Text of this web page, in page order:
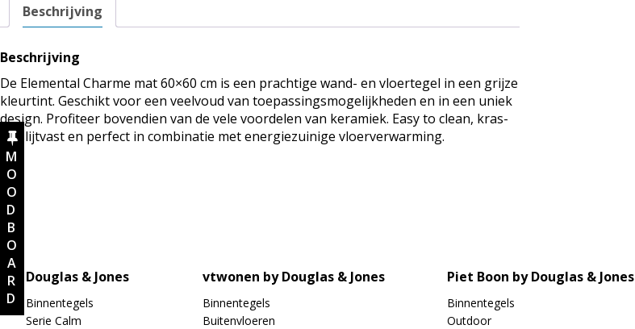
Beschrijving
Beschrijving
De Elemental Charme mat 60×60 cm is een prachtige wand- en vloertegel in een grijze
kleurtint. Geschikt voor een veelvoud van toepassingsmogelijkheden en in een uniek
design. Profiteer bovendien van de vele voordelen van keramiek. Easy to clean, kras-
en slijtvast en perfect in combinatie met energiezuinige vloerverwarming.
Douglas & Jones
Binnentegels
Serie Calm
vtwonen by Douglas & Jones
Binnentegels
Buitenvloeren
Piet Boon by Douglas & Jones
Binnentegels
Outdoor
MOODBOARD